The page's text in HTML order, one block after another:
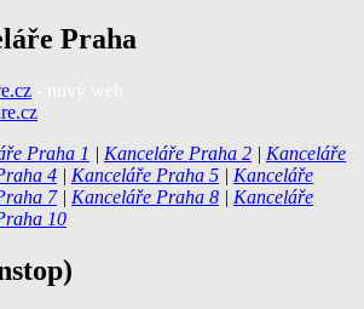
Praha
Praha 1 | Kanceláře Praha 2 | Kanceláře
4 | Kanceláře Praha 5 | Kanceláře
7| Kanceláře Praha 8 | Kanceláře
10